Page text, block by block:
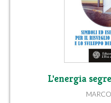
L'energia